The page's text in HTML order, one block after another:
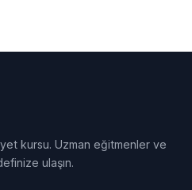
kursu. Uzman eğitmenler ve
ulaşın.